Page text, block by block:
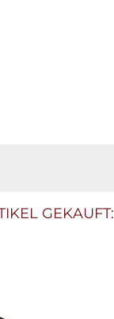
GEKAUFT: